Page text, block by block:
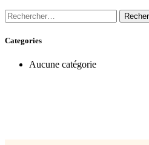
Categories
Aucune catégorie